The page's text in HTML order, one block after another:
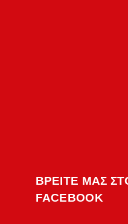
ΒΡΕΙΤΕ ΜΑΣ
FACEBOOK